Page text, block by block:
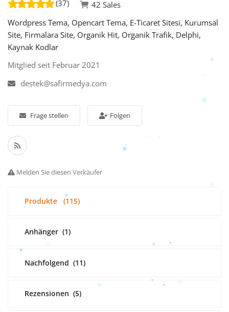
(37)
42 Sales
Wordpress Tema, Opencart Tema, E-Ticaret Sitesi, Kurumsal
Site, Firmalara Site, Organik Hit, Organik Trafik, Delphi,
Kaynak Kodlar
Mitglied seit Februar 2021
destek@safirmedya.com
Frage stellen Folgen
Melden Sie diesen Verkäufer
Produkte (115)
Anhänger (1)
Nachfolgend (11)
Rezensionen (5)